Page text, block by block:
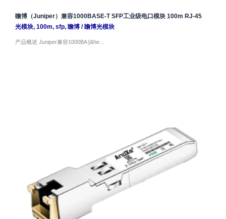
瞻博（Juniper）兼容1000BASE-T SFP工业级电口模块 100m RJ-45
光模块, 100m, sfp, 瞻博/ 瞻博光模块
产品概述 Juniper兼容1000BA [&he…